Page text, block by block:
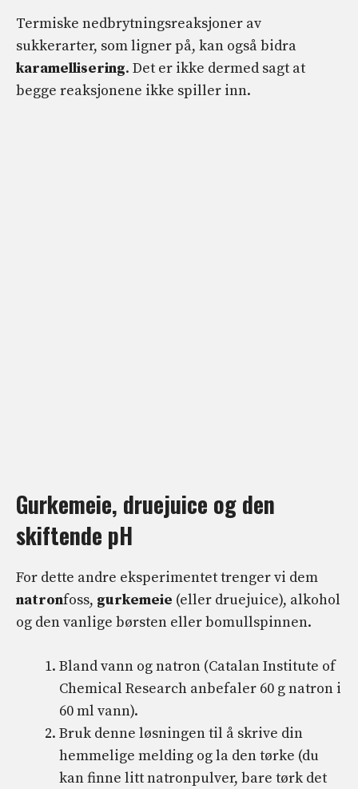
Termiske nedbrytningsreaksjoner av
sukkerarter, som ligner på, kan også bidra
karamellisering. Det er ikke dermed sagt at
begge reaksjonene ikke spiller inn.
Gurkemeie, druejuice og den
skiftende pH
For dette andre eksperimentet trenger vi dem
natronfoss, gurkemeie (eller druejuice), alkohol
og den vanlige børsten eller bomullspinnen.
Bland vann og natron (Catalan Institute of
Chemical Research anbefaler 60 g natron i
60 ml vann).
Bruk denne løsningen til å skrive din
hemmelige melding og la den tørke (du
kan finne litt natronpulver, bare tørk det